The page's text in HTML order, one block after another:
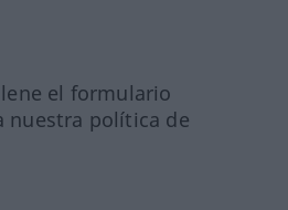
el formulario
nuestra política de